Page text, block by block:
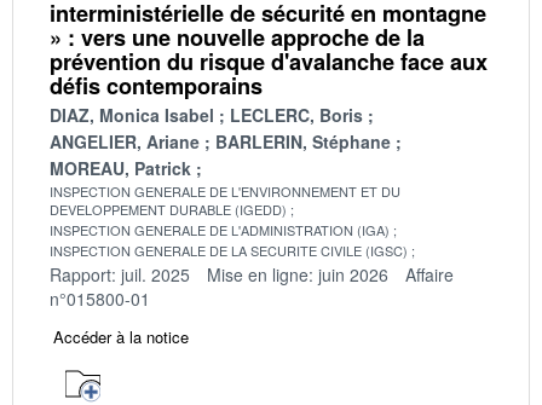
interministérielle de sécurité en montagne
» : vers une nouvelle approche de la
prévention du risque d'avalanche face aux
défis contemporains
DIAZ, Monica Isabel
LECLERC, Boris
ANGELIER, Ariane
BARLERIN, Stéphane
MOREAU, Patrick
INSPECTION GENERALE DE L'ENVIRONNEMENT ET DU
DEVELOPPEMENT DURABLE (IGEDD)
INSPECTION GENERALE DE L'ADMINISTRATION (IGA)
INSPECTION GENERALE DE LA SECURITE CIVILE (IGSC)
Rapport: juil. 2025 Mise en ligne: juin 2026
Affaire
n°015800-01
Accéder à la notice